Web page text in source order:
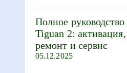
Полное
Tiguan 2:
ремонт и сервис
05.12.2025